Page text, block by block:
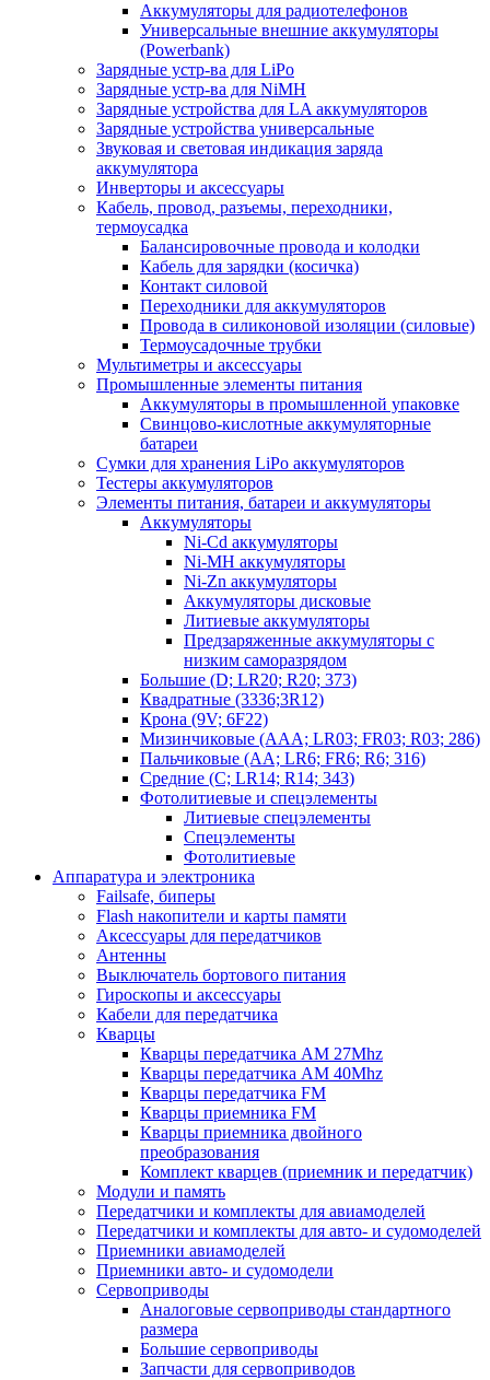
Аккумуляторы для радиотелефонов
Универсальные внешние аккумуляторы
(Powerbank)
Зарядные устр-ва для LiPo
Зарядные устр-ва для NiMH
Зарядные устройства для LA аккумуляторов
Зарядные устройства универсальные
Звуковая и световая индикация заряда
аккумулятора
Инверторы и аксессуары
Кабель, провод, разъемы, переходники,
термоусадка
Балансировочные провода и колодки
Кабель для зарядки (косичка)
Контакт силовой
Переходники для аккумуляторов
Провода в силиконовой изоляции (силовые)
Термоусадочные трубки
Мультиметры и аксессуары
Промышленные элементы питания
Аккумуляторы в промышленной упаковке
Свинцово-кислотные аккумуляторные
батареи
Сумки для хранения LiPo аккумуляторов
Тестеры аккумуляторов
Элементы питания, батареи и аккумуляторы
Аккумуляторы
Ni-Cd аккумуляторы
Ni-MH аккумуляторы
Ni-Zn аккумуляторы
Аккумуляторы дисковые
Литиевые аккумуляторы
Предзаряженные аккумуляторы с
низким саморазрядом
Большие (D; LR20; R20; 373)
Квадратные (3336;3R12)
Крона (9V; 6F22)
Мизинчиковые (AAA; LR03; FR03; R03; 286)
Пальчиковые (AA; LR6; FR6; R6; 316)
Средние (C; LR14; R14; 343)
Фотолитиевые и спецэлементы
Литиевые спецэлементы
Спецэлементы
Фотолитиевые
Аппаратура и электроника
Failsafe, биперы
Flash накопители и карты памяти
Аксессуары для передатчиков
Антенны
Выключатель бортового питания
Гироскопы и аксессуары
Кабели для передатчика
Кварцы
Кварцы передатчика AM 27Mhz
Кварцы передатчика AM 40Mhz
Кварцы передатчика FM
Кварцы приемника FM
Кварцы приемника двойного
преобразования
Комплект кварцев (приемник и передатчик)
Модули и память
Передатчики и комплекты для авиамоделей
Передатчики и комплекты для авто- и судомоделей
Приемники авиамоделей
Приемники авто- и судомодели
Сервоприводы
Аналоговые сервоприводы стандартного
размера
Большие сервоприводы
Запчасти для сервоприводов